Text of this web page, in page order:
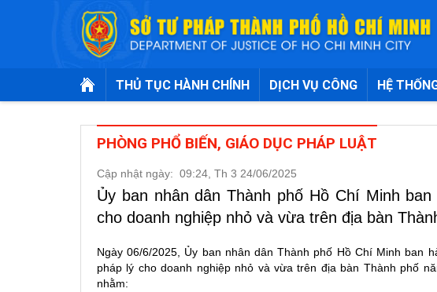
THỦ TỤC HÀNH CHÍNH DỊCH VỤ CÔNG HỆ
PHÒNG PHỔ BIẾN, GIÁO DỤC PHÁP LUẬT
Ủy ban nhân dân Thành phố Hồ Chí Minh
cho doanh nghiệp nhỏ và vừa trên địa bàn
Cập nhật ngày: 09:24, Th 3 24/06/2025
Ngày 06/6/2025, Ủy ban nhân dân Thành phố Hồ Chí Minh ban
pháp lý cho doanh nghiệp nhỏ và vừa trên địa bàn Thành phố
nhằm: